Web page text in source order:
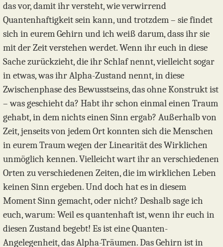
das vor, damit ihr versteht, wie verwirrend
Quantenhaftigkeit sein kann, und trotzdem – sie findet
sich in eurem Gehirn und ich weiß darum, dass ihr sie
mit der Zeit verstehen werdet. Wenn ihr euch in diese
Sache zurückzieht, die ihr Schlaf nennt, vielleicht sogar
in etwas, was ihr Alpha-Zustand nennt, in diese
Zwischenphase des Bewusstseins, das ohne Konstrukt ist
– was geschieht da? Habt ihr schon einmal einen Traum
gehabt, in dem nichts einen Sinn ergab? Außerhalb von
Zeit, jenseits von jedem Ort konnten sich die Menschen
in eurem Traum wegen der Linearität des Wirklichen
unmöglich kennen. Vielleicht wart ihr an verschiedenen
Orten zu verschiedenen Zeiten, die im wirklichen Leben
keinen Sinn ergeben. Und doch hat es in diesem
Moment Sinn gemacht, oder nicht? Deshalb sage ich
euch, warum: Weil es quantenhaft ist, wenn ihr euch in
diesen Zustand begebt! Es ist eine Quanten-
Angelegenheit, das Alpha-Träumen. Das Gehirn ist in